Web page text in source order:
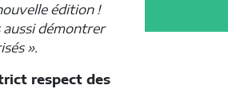
édition !
démontrer
».
respect des